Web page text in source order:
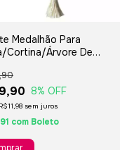
Medalhão Para
Cortina/Árvore De
8% OFF
R$11,98 sem juros
com Boleto